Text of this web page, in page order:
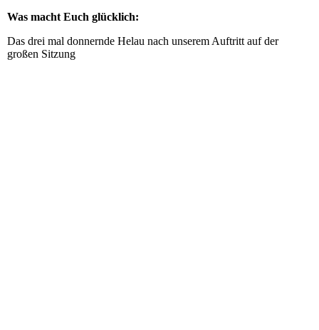
Was macht Euch glücklich:
Das drei mal donnernde Helau nach unserem Auftritt auf der
großen Sitzung